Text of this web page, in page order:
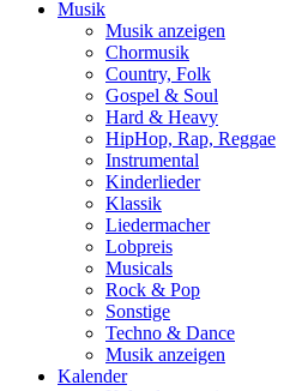
Musik
Musik anzeigen
Chormusik
Country, Folk
Gospel & Soul
Hard & Heavy
HipHop, Rap, Reggae
Instrumental
Kinderlieder
Klassik
Liedermacher
Lobpreis
Musicals
Rock & Pop
Sonstige
Techno & Dance
Musik anzeigen
Kalender